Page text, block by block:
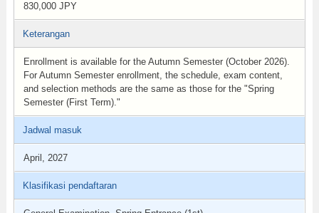
830,000 JPY
Keterangan
Enrollment is available for the Autumn Semester (October 2026).
For Autumn Semester enrollment, the schedule, exam content,
and selection methods are the same as those for the "Spring
Semester (First Term)."
Jadwal masuk
April, 2027
Klasifikasi pendaftaran